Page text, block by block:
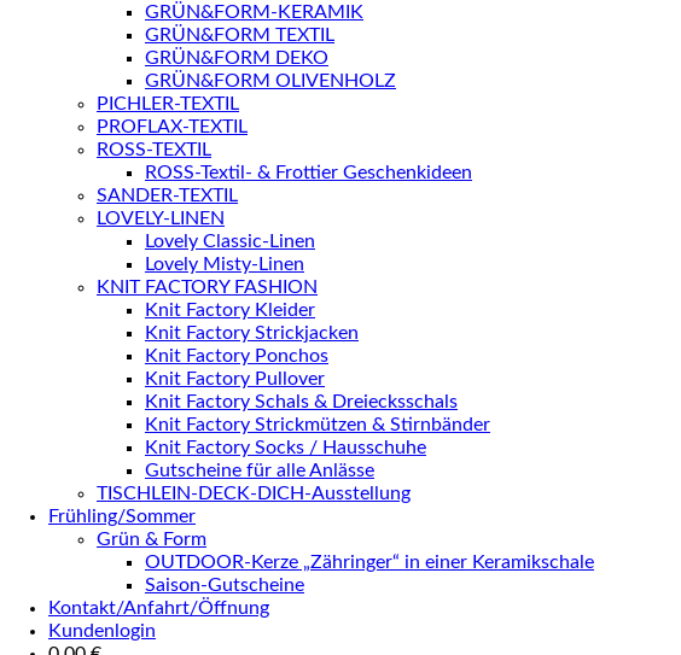
GRÜN&FORM-KERAMIK
GRÜN&FORM TEXTIL
GRÜN&FORM DEKO
GRÜN&FORM OLIVENHOLZ
PICHLER-TEXTIL
PROFLAX-TEXTIL
ROSS-TEXTIL
ROSS-Textil- & Frottier Geschenkideen
SANDER-TEXTIL
LOVELY-LINEN
Lovely Classic-Linen
Lovely Misty-Linen
KNIT FACTORY FASHION
Knit Factory Kleider
Knit Factory Strickjacken
Knit Factory Ponchos
Knit Factory Pullover
Knit Factory Schals & Dreiecksschals
Knit Factory Strickmützen & Stirnbänder
Knit Factory Socks / Hausschuhe
Gutscheine für alle Anlässe
TISCHLEIN-DECK-DICH-Ausstellung
Frühling/Sommer
Grün & Form
OUTDOOR-Kerze „Zähringer“ in einer Keramikschale
Saison-Gutscheine
Kontakt/Anfahrt/Öffnung
Kundenlogin